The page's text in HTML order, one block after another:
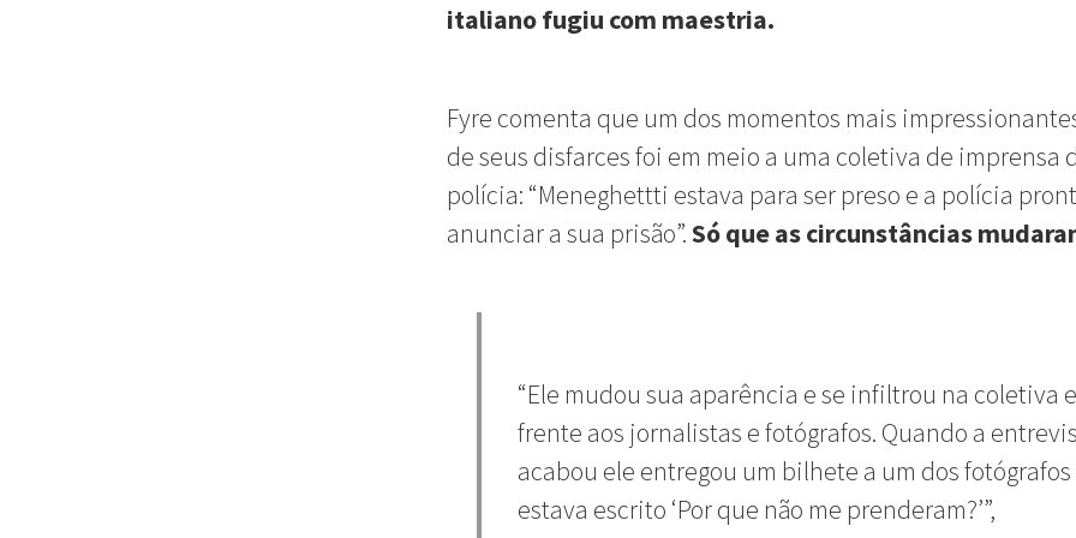
italiano fugiu com maestria.
Fyre comenta que um dos momentos mais
de seus disfarces foi em meio a uma coletiva de imprensa
polícia: “Meneghettti estava para ser preso e a polícia
anunciar a sua prisão”.Só que as circunstâncias
“Ele mudou sua aparência e se infiltrou na coletiva
frente aos jornalistas e fotógrafos. Quando a
acabou ele entregou um bilhete a um dos fotógrafos
estava escrito ‘Por que não me prenderam?’”,